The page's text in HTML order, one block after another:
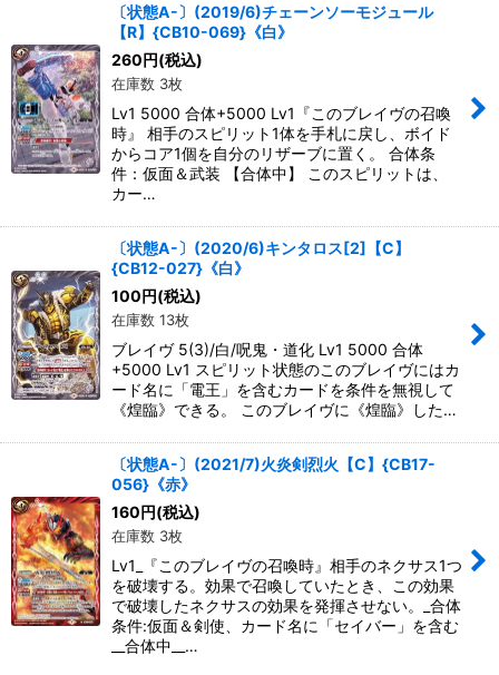
〔状態A-〕(2019/6)チェーンソーモジュール
【R】{CB10-069}《白》
260 円(税込)
在庫数 3枚
Lv1 5000 合体+5000 Lv1『このブレイヴの召喚
時』 相手のスピリット1体を手札に戻し、ボイド
からコア1個を自分のリザーブに置く。 合体条
件：仮面＆武装 【合体中】 このスピリットは、
カー…
〔状態A-〕(2020/6)キンタロス[2]【C】
{CB12-027}《白》
100 円(税込)
在庫数 13枚
ブレイヴ 5(3)/白/呪鬼・道化 Lv1 5000 合体
+5000 Lv1 スピリット状態のこのブレイヴにはカ
ード名に「電王」を含むカードを条件を無視して
《煌臨》できる。 このブレイヴに《煌臨》した…
〔状態A-〕(2021/7)火炎剣烈火【C】{CB17-
056}《赤》
160 円(税込)
在庫数 3枚
Lv1_『このブレイヴの召喚時』相手のネクサス1つ
を破壊する。効果で召喚していたとき、この効果
で破壊したネクサスの効果を発揮させない。_合体
条件:仮面＆剣使、カード名に「セイバー」を含む
__合体中__…